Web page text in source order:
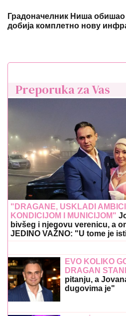
Градоначелник Ниша
добија комплетно нову
Preporuka za Vas
"DRAGANE, USKLADI
KONDICIJOM I MUNICIJOM"
bivšeg i njegovu verenicu, a
JEDINO VAŽNO: "U tome je
EVO KOLIKO
DRAGAN
pitanju, a
dugovima je"